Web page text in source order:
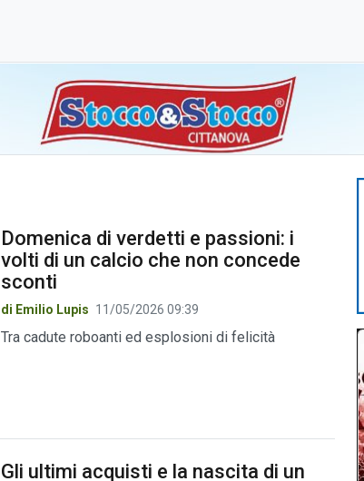
Domenica di verdetti e passioni: i
volti di un calcio che non concede
sconti
di Emilio Lupis 11/05/2026 09:39
Tra cadute roboanti ed esplosioni di felicità
Gli ultimi acquisti e la nascita di un